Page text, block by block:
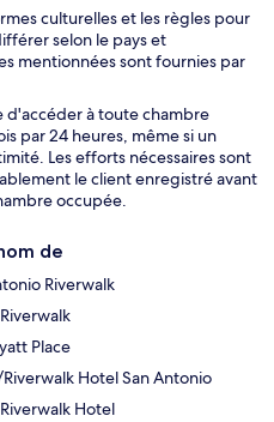
culturelles et les règles pour
selon le pays et
mentionnées sont fournies par
d'accéder à toute chambre
par 24 heures, même si un
Les efforts nécessaires sont
le client enregistré avant
occupée.
de
Riverwalk
Place
Hotel San Antonio
Hotel